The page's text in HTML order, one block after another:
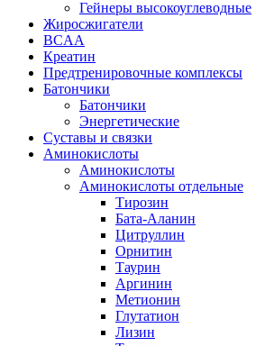
Гейнеры высокоуглеводные
Жиросжигатели
BCAA
Креатин
Предтренировочные комплексы
Батончики
Батончики
Энергетические
Суставы и связки
Аминокислоты
Аминокислоты
Аминокислоты отдельные
Тирозин
Бата-Аланин
Цитруллин
Орнитин
Таурин
Аргинин
Метионин
Глутатион
Лизин